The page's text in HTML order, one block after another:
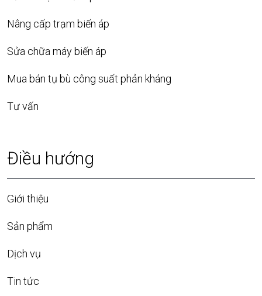
Nâng cấp trạm biến áp
Sửa chữa máy biến áp
Mua bán tụ bù công suất phản kháng
Tư vấn
Điều hướng
Giới thiệu
Sản phẩm
Dịch vụ
Tin tức